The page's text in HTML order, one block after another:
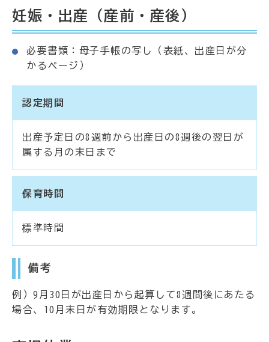
妊娠・出産（産前・産後）
必要書類：母子手帳の写し（表紙、出産日が分
かるページ）
認定期間
出産予定日の8週前から出産日の8週後の翌日が
属する月の末日まで
保育時間
標準時間
備考
例）9月30日が出産日から起算して8週間後にあたる
場合、10月末日が有効期限となります。